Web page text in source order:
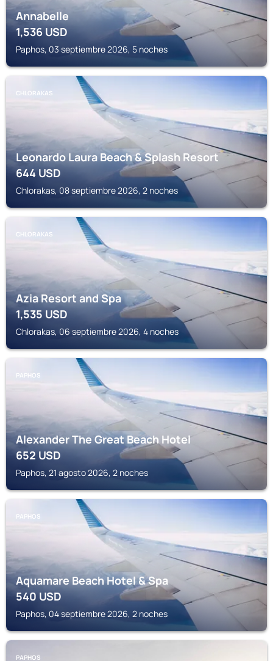
Annabelle
1,536 USD
Paphos, 03 septiembre 2026, 5 noches
CHLORAKAS
Leonardo Laura Beach & Splash Resort
644USD
Chlorakas, 08 septiembre 2026, 2 noches
CHLORAKAS
Azia Resort and Spa
1,535 USD
Chlorakas, 06 septiembre 2026, 4 noches
PAPHOS
Alexander The Great Beach Hotel
652USD
Paphos, 21 agosto 2026, 2 noches
PAPHOS
Aquamare Beach Hotel & Spa
540USD
Paphos, 04 septiembre 2026, 2 noches
PAPHOS